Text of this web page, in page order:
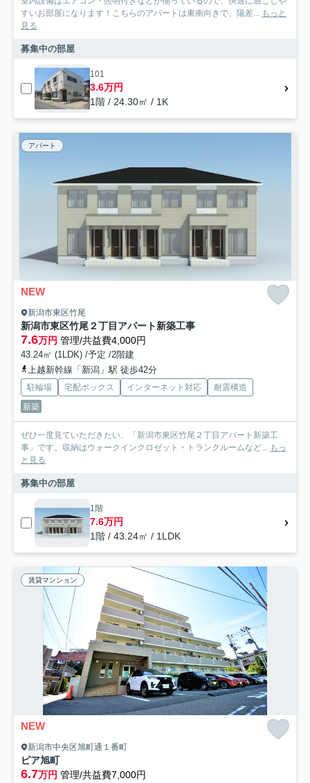
すいお部屋になります！こちらのアパートは東南向きで、陽差... もっと
見る
募集中の部屋
101
3.6万円
1階 / 24.30㎡ / 1K
アパート
NEW
新潟市東区竹尾
新潟市東区竹尾２丁目アパート新築工事
7.6万円 管理/共益費4,000円
43.24㎡ (1LDK) /予定 /2階建
上越新幹線「新潟」駅 徒歩42分
駐輪場 宅配ボックス インターネット対応
耐震構造
新築
ぜひ一度見ていただきたい、「新潟市東区竹尾２丁目アパート新築工
事」です。収納はウォークインクロゼット・トランクルームなど... もっ
と見る
募集中の部屋
1階
7.6万円
1階 / 43.24㎡ / 1LDK
賃貸マンション
NEW
新潟市中央区旭町通１番町
ピア旭町
6.7万円 管理/共益費7,000円